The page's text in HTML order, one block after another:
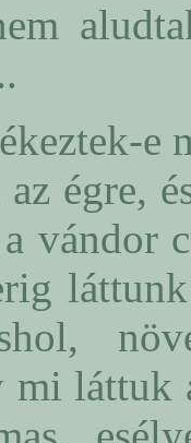
e
égre,
vándor
láttuk